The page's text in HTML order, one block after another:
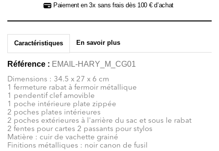
Paiement en 3x sans frais dès 100 € d’achat
Caractéristiques En savoir plus
Référence : EMAIL-HARY_M_CG01
Dimensions : 34.5 x 27 x 6 cm
1 fermeture rabat à fermoir métallique
1 pendentif clef amovible
1 poche intérieure plate zippée
2 poches plates intérieures
2 poches extérieures à l'arrière du sac et sous le rabat
2 fentes pour cartes 2 passants pour stylos
Matière : cuir de vachette grainé
Finitions métalliques : noir canon de fusil